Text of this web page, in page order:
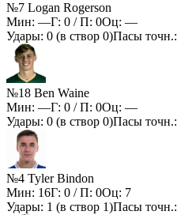
№7 Logan Rogerson
Мин: —Г: 0 / П: 0Оц: —
Удары: 0 (в створ 0)Пасы точн.:
№18 Ben Waine
Мин: —Г: 0 / П: 0Оц: —
Удары: 0 (в створ 0)Пасы точн.:
№4 Tyler Bindon
Мин: 16Г: 0 / П: 0Оц: 7
Удары: 1 (в створ 1)Пасы точн.: